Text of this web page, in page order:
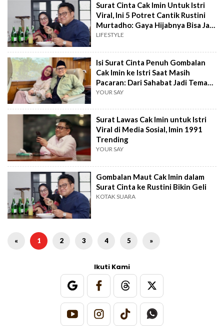
Surat Cinta Cak Imin Untuk Istri
Viral, Ini 5 Potret Cantik Rustini
Murtadho: Gaya Hijabnya Bisa Jadi
Inspirasi
LIFESTYLE
Isi Surat Cinta Penuh Gombalan
Cak Imin ke Istri Saat Masih
Pacaran: Dari Sahabat Jadi Teman
Hidup
YOUR SAY
Surat Lawas Cak Imin untuk Istri
Viral di Media Sosial, Imin 1991
Trending
YOUR SAY
Gombalan Maut Cak Imin dalam
Surat Cinta ke Rustini Bikin Geli
KOTAK SUARA
« 1 2 3 4 5 »
Ikuti Kami